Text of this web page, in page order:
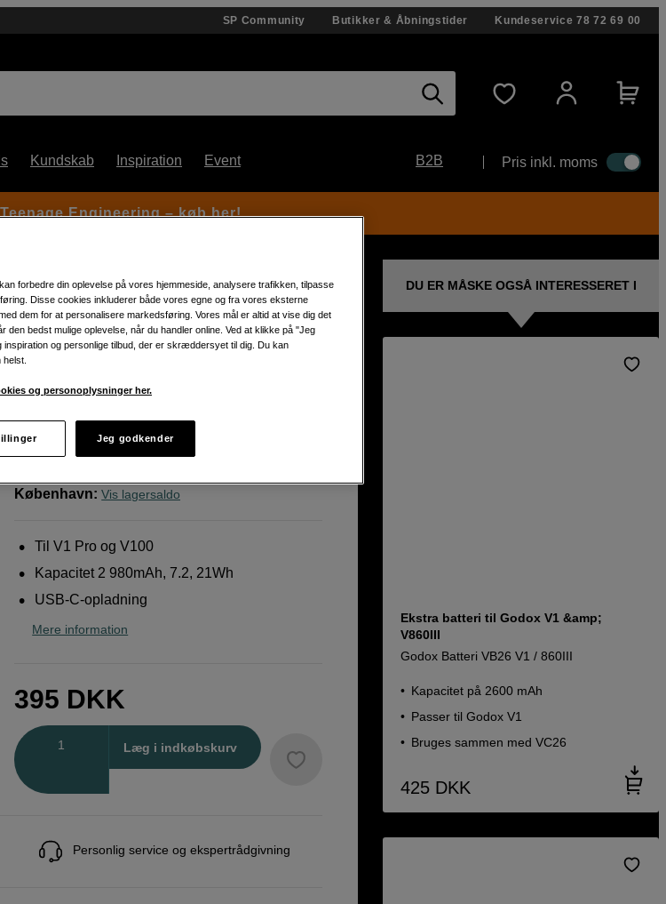
SP Community Butikker & Åbningstider Kundeservice 78 72 69 00
Kundskab Inspiration Event B2B Pris inkl. moms
Artikelnummer: 1061911
Batteri til Godox V1 Pro & V100
København: Vis lagersaldo
Til V1 Pro og V100
Kapacitet 2 980mAh, 7.2, 21Wh
USB-C-opladning
Mere information
395 DKK
Læg i indkøbskurv
Personlig service og ekspertrådgivning
DU ER MÅSKE OGSÅ INTERESSERET I
Ekstra batteri til Godox V1 &amp;
V860III
Godox Batteri VB26 V1 / 860III
Kapacitet på 2600 mAh
Passer til Godox V1
Bruges sammen med VC26
425 DKK
Engineering – køb her!
forbedre din oplevelse på vores hjemmeside, analysere trafikken, tilpasse
Disse cookies inkluderer både vores egne og fra vores eksterne
dem for at personalisere markedsføring. Vores mål er altid at vise dig det
den bedst mulige oplevelse, når du handler online. Ved at klikke på "Jeg
og personlige tilbud, der er skræddersyet til dig. Du kan
og personoplysninger her.
Jeg godkender